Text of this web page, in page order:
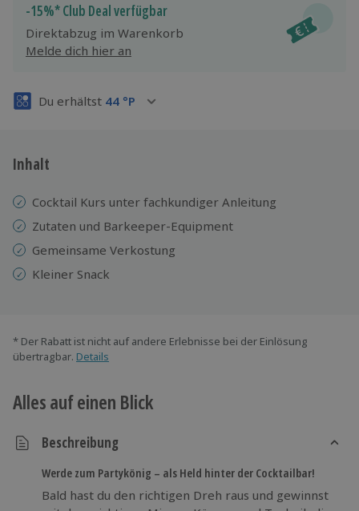
Jeder Gutschein für alle Erlebnisse einlösbar.
Maximale Sicherheit
3 Jahre gültig & verlängerbar.
-15%* Club Deal verfügbar
Direktabzug im Warenkorb
Melde dich hier an
Du erhältst 44 °P
Inhalt
Cocktail Kurs unter fachkundiger Anleitung
Zutaten und Barkeeper-Equipment
Gemeinsame Verkostung
Kleiner Snack
* Der Rabatt ist nicht auf andere Erlebnisse bei der Einlösung
übertragbar. Details
Alles auf einen Blick
Beschreibung
Werde zum Partykönig – als Held hinter der Cocktailbar!
Bald hast du den richtigen Dreh raus und gewinnst